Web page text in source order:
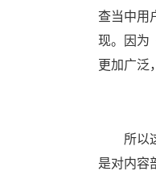
查当中用
现。因为
更加广泛
所以这
是对内容